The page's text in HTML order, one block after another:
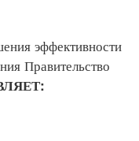
эффективности
Правительство